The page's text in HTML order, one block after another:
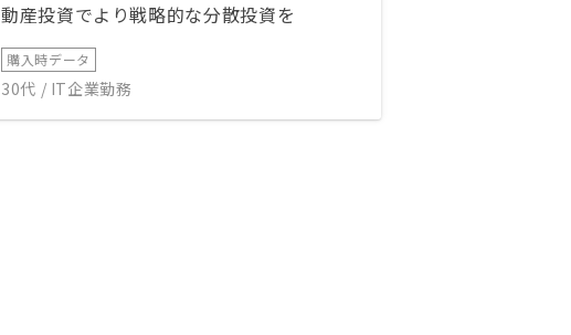
動産投資でより戦略的な分散投資を
購入時データ
30代 / IT企業勤務